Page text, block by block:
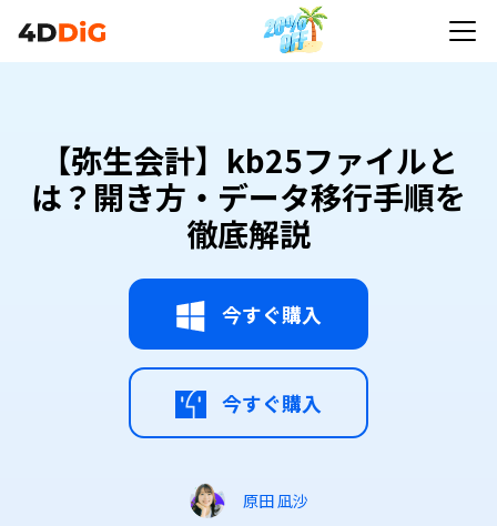
行手順を徹底解説
【弥生会計】kb25ファイルと
は？開き方・データ移行手順を
徹底解説
今すぐ購入
今すぐ購入
原田 凪沙